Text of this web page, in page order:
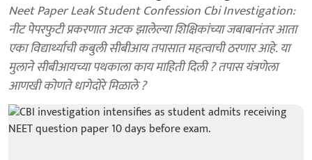
Neet Paper Leak Student Confession Cbi Investigation:
नीट पेपरफुटी प्रकरणात अटक झालेल्या शिक्षिकांच्या जबाबानंतर आता
एका विद्यार्थ्याची कबुली सीबीआय तपासात महत्वाची ठरणार आहे. या
मुलाने सीबीआयच्या पथकाला काय माहिती दिली ? तपास यंत्रणेला
आणखी कोणते धागेदोरे मिळाले ?